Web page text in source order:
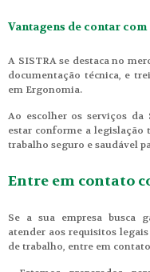
Vantagens de contar
A SISTRA se destaca no
documentação técnica, e
em Ergonomia.
Ao escolher os serviços da
estar conforme a legislação
trabalho seguro e saudável
Entre em contato
Se a sua empresa busca
atender aos requisitos
de trabalho, entre em